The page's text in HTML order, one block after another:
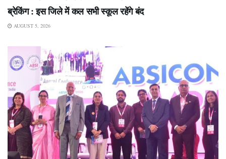
ब्रेकिंग : इस जिले में कल सभी स्कूल रहेंगे बंद
AUGUST 5, 2026